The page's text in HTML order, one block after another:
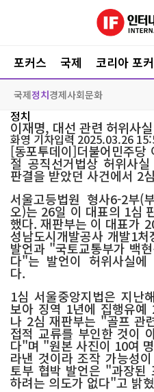
포커스 국제 코리아 포
국제정치경제사회문화
정치
이재명, 대선 관련 허위사
화영기자입력 2025.03.26
[동포투데이]더불어민주당
절 공직선거법상 허위사
판결을 받았던 사건에서 2
서울고등법원 형사6-2부(
오)는 26일 이 대표의 1심
했다. 재판부는 이 대표가
성남도시개발공사 개발1
발언과 "국토교통부가 백
다"는 발언이 허위사실에
다.
1심 서울중앙지법은 지난
보아 징역 1년에 집행유예
나 2심 재판부는 "골프 관
접적 교류를 부인한 것이
다"며 "원본 사진이 10여
라낸 것이라 조작 가능성
토부 협박 발언은 "과장된
하려는 의도가 없다"고 밝